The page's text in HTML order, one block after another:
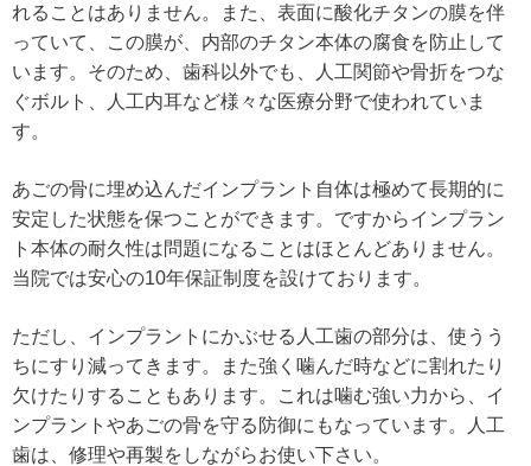
れることはありません。また、表面に酸化チタンの膜を伴
っていて、この膜が、内部のチタン本体の腐食を防止して
います。そのため、歯科以外でも、人工関節や骨折をつな
ぐボルト、人工内耳など様々な医療分野で使われていま
す。
あごの骨に埋め込んだインプラント自体は極めて長期的に
安定した状態を保つことができます。ですからインプラン
ト本体の耐久性は問題になることはほとんどありません。
当院では安心の10年保証制度を設けております。
ただし、インプラントにかぶせる人工歯の部分は、使うう
ちにすり減ってきます。また強く噛んだ時などに割れたり
欠けたりすることもあります。これは噛む強い力から、イ
ンプラントやあごの骨を守る防御にもなっています。人工
歯は、修理や再製をしながらお使い下さい。